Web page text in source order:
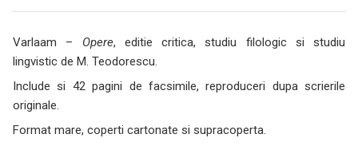
Varlaam – Opere, editie critica, studiu filologic si studiu
lingvistic de M. Teodorescu.
Include si 42 pagini de facsimile, reproduceri dupa scrierile
originale.
Format mare, coperti cartonate si supracoperta.